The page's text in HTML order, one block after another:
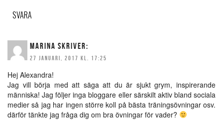
SVARA
MARINA SKRIVER:
27 JANUARI, 2017 KL. 17:25
Hej Alexandra!
Jag vill börja med att säga att du är sjukt grym, inspirerande
människa! Jag följer inga bloggare eller särskilt aktiv bland sociala
medier så jag har ingen större koll på bästa träningsövningar osv.
därför tänkte jag fråga dig om bra övningar för vader?